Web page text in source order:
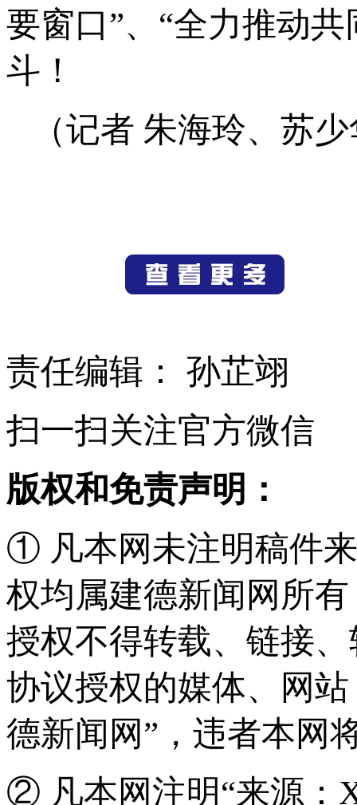
要窗口”、“全力推动
斗！
（记者 朱海玲、苏
责任编辑： 孙芷翊
扫一扫关注官方微信
版权和免责声明：
① 凡本网未注明稿件
权均属建德新闻网所
授权不得转载、链接
协议授权的媒体、网
德新闻网”，违者本网
② 凡本网注明“来源：